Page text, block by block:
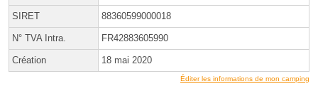
SIRET 88360599000018
N° TVA Intra. FR42883605990
Création 18 mai 2020
Éditer les informations de mon camping